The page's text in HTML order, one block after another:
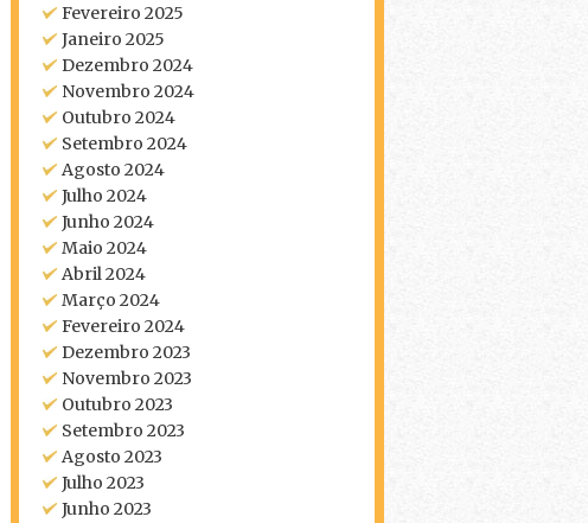
Fevereiro 2025
Janeiro 2025
Dezembro 2024
Novembro 2024
Outubro 2024
Setembro 2024
Agosto 2024
Julho 2024
Junho 2024
Maio 2024
Abril 2024
Março 2024
Fevereiro 2024
Dezembro 2023
Novembro 2023
Outubro 2023
Setembro 2023
Agosto 2023
Julho 2023
Junho 2023